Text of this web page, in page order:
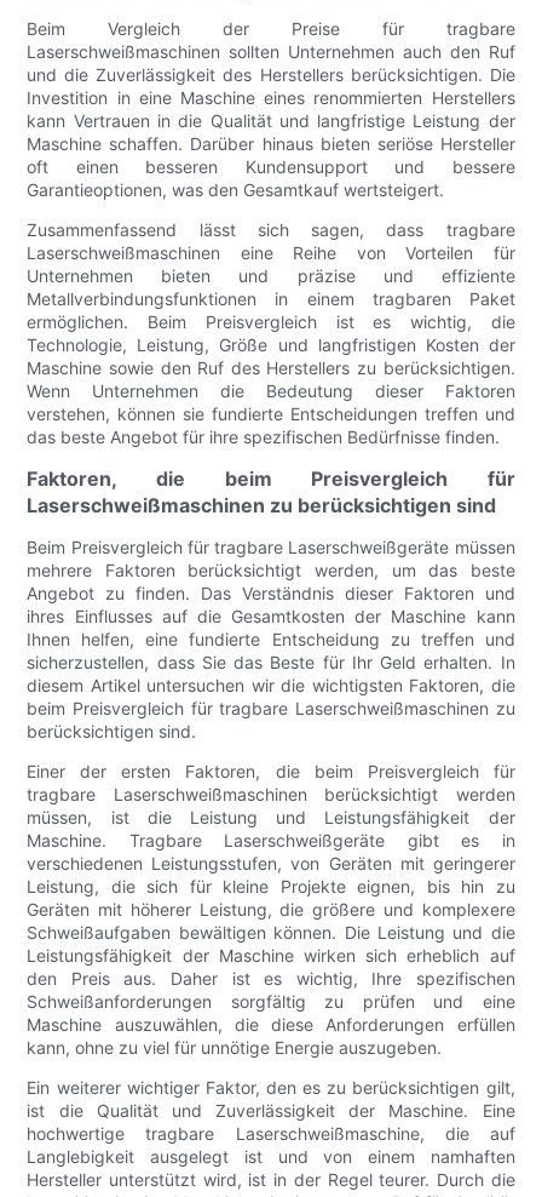
Beim Vergleich der Preise für tragbare
Laserschweißmaschinen sollten Unternehmen auch den Ruf
und die Zuverlässigkeit des Herstellers berücksichtigen. Die
Investition in eine Maschine eines renommierten Herstellers
kann Vertrauen in die Qualität und langfristige Leistung der
Maschine schaffen. Darüber hinaus bieten seriöse Hersteller
oft einen besseren Kundensupport und bessere
Garantieoptionen, was den Gesamtkauf wertsteigert.
Zusammenfassend lässt sich sagen, dass tragbare
Laserschweißmaschinen eine Reihe von Vorteilen für
Unternehmen bieten und präzise und effiziente
Metallverbindungsfunktionen in einem tragbaren Paket
ermöglichen. Beim Preisvergleich ist es wichtig, die
Technologie, Leistung, Größe und langfristigen Kosten der
Maschine sowie den Ruf des Herstellers zu berücksichtigen.
Wenn Unternehmen die Bedeutung dieser Faktoren
verstehen, können sie fundierte Entscheidungen treffen und
das beste Angebot für ihre spezifischen Bedürfnisse finden.
Faktoren, die beim Preisvergleich für
Laserschweißmaschinen zu berücksichtigen sind
Beim Preisvergleich für tragbare Laserschweißgeräte müssen
mehrere Faktoren berücksichtigt werden, um das beste
Angebot zu finden. Das Verständnis dieser Faktoren und
ihres Einflusses auf die Gesamtkosten der Maschine kann
Ihnen helfen, eine fundierte Entscheidung zu treffen und
sicherzustellen, dass Sie das Beste für Ihr Geld erhalten. In
diesem Artikel untersuchen wir die wichtigsten Faktoren, die
beim Preisvergleich für tragbare Laserschweißmaschinen zu
berücksichtigen sind.
Einer der ersten Faktoren, die beim Preisvergleich für
tragbare Laserschweißmaschinen berücksichtigt werden
müssen, ist die Leistung und Leistungsfähigkeit der
Maschine. Tragbare Laserschweißgeräte gibt es in
verschiedenen Leistungsstufen, von Geräten mit geringerer
Leistung, die sich für kleine Projekte eignen, bis hin zu
Geräten mit höherer Leistung, die größere und komplexere
Schweißaufgaben bewältigen können. Die Leistung und die
Leistungsfähigkeit der Maschine wirken sich erheblich auf
den Preis aus. Daher ist es wichtig, Ihre spezifischen
Schweißanforderungen sorgfältig zu prüfen und eine
Maschine auszuwählen, die diese Anforderungen erfüllen
kann, ohne zu viel für unnötige Energie auszugeben.
Ein weiterer wichtiger Faktor, den es zu berücksichtigen gilt,
ist die Qualität und Zuverlässigkeit der Maschine. Eine
hochwertige tragbare Laserschweißmaschine, die auf
Langlebigkeit ausgelegt ist und von einem namhaften
Hersteller unterstützt wird, ist in der Regel teurer. Durch die